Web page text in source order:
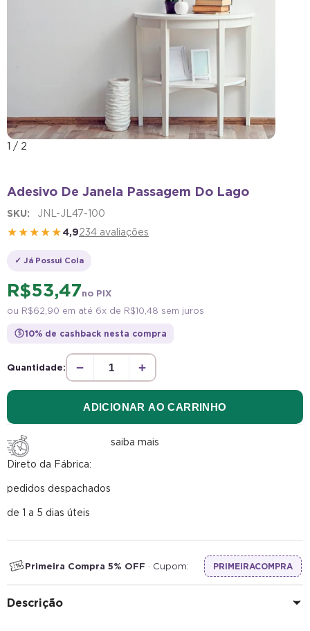
1 / 2
Adesivo De Janela Passagem Do Lago
SKU: JNL-JL47-100
★★★★★ 4,9234 avaliações
✓ Já Possui Cola
R$ 53,47
R$ 62,90 em até 6x de R$ 10,48
$
+
ADICIONAR AO CARRINHO
Direto da Fábrica:
pedidos despachados
de 1 a 5 dias úteis
saiba mais
Descrição